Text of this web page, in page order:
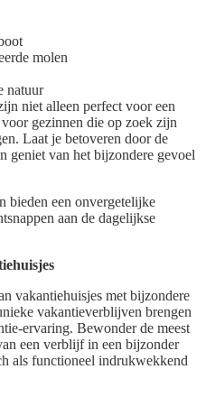
molen
natuur
niet alleen perfect voor een
gezinnen die op zoek zijn
Laat je betoveren door de
geniet van het bijzondere gevoel
bieden een onvergetelijke
aan de dagelijkse
vakantiehuisjes met bijzondere
vakantieverblijven brengen
ervaring. Bewonder de meest
een verblijf in een bijzonder
als functioneel indrukwekkend